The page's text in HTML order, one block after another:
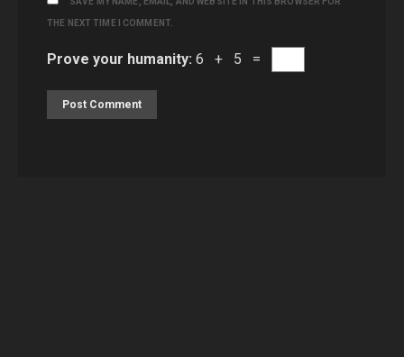
THE NEXT TIME I COMMENT.
Prove your humanity: 6 + 5 =